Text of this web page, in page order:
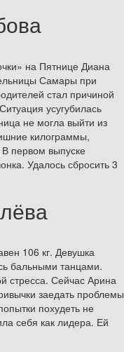
на Пятнице Диана
Самары при
стал причиной
усугубилась
не могла выйти из
килограммы,
В первом выпуске
Удалось сбросить 3
106 кг. Девушка
бальными танцами.
стресса. Сейчас Арина
заедать проблемы
похудеть не
себя как лидера. Ей